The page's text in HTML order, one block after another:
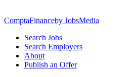
ComptaFinanceby JobsMedia
Search Jobs
Search Employers
About
Publish an Offer